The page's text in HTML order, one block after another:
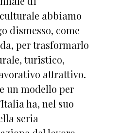
abbiamo
dismesso, come
per trasformarlo
turistico,
attrattivo.
un modello per
ha, nel suo
seria